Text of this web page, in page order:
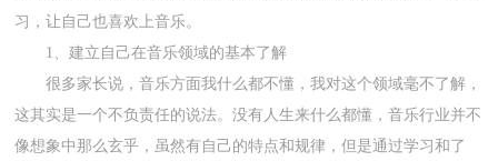
习，让自己也喜欢上音乐。
1、建立自己在音乐领域的基本了解
很多家长说，音乐方面我什么都不懂，我对这个领域毫不了解，
这其实是一个不负责任的说法。没有人生来什么都懂，音乐行业并不
像想象中那么玄乎，虽然有自己的特点和规律，但是通过学习和了